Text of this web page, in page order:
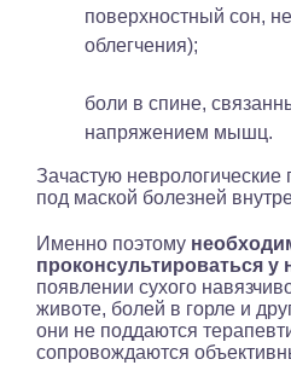
поверхностный сон,
облегчения);
боли в спине,
напряжением мышц.
Зачастую неврологические
под маской болезней
Именно поэтому
проконсультироваться у
появлении сухого
животе, болей в горле и
они не поддаются
сопровождаются